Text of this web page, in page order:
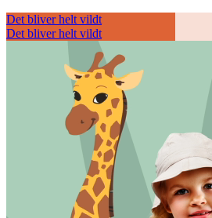
Det bliver helt vildt
Det bliver helt vildt